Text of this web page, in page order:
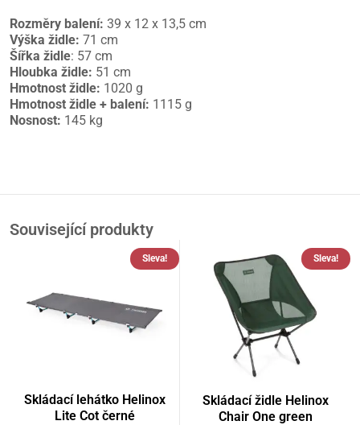
Rozměry balení: 39 x 12 x 13,5 cm
Výška židle: 71 cm
Šířka židle: 57 cm
Hloubka židle: 51 cm
Hmotnost židle: 1020 g
Hmotnost židle + balení: 1115 g
Nosnost: 145 kg
Související produkty
Sleva!
Skládací lehátko Helinox
Lite Cot černé
Sleva!
Skládací židle Helinox
Chair One green